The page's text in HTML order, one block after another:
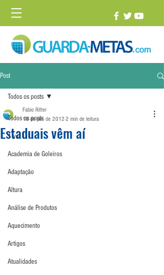
Post
Todos os posts
1 vs. 1
Academia de Goleiros
Adaptação
Altura
Análise de Produtos
Aquecimento
Artigos
Atualidades
Todos os posts
Estaduais vêm aí
Fabio Ritter
16 de jan. de 2012 2 min de leitura